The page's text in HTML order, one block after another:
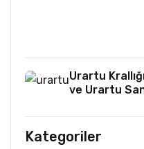
Urartu
ve Urartu
Kategoriler